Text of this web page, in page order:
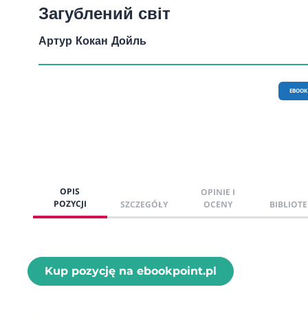
Загублений світ
Артур Кокан Дойль
EBOOK
OPIS
POZYCJI
SZCZEGÓŁY
OPINIE I
OCENY
Kup pozycję na ebookpoint.pl